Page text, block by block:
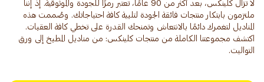
لا تزال كلينكس، بعد أكثر من 90 عامًا، تعتبر رمزًا للجودة والموثوقية. إذ إننا
ملتزمون بابتكار منتجات فائقة الجودة لتلبية كافة احتياجاتك. وصُممت هذه
المناديل لتغمرك دائمًا بالانتعاش وتمنحك القدرة على تخطي كافة العقبات.
اكتشف مجموعتنا الكاملة من منتجات كلينكس: من مناديل المطبخ إلى ورق
التواليت.